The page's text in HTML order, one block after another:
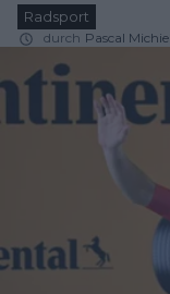
Radsport
durch Pascal